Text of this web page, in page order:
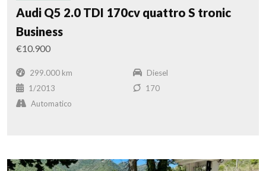
Audi Q5 2.0 TDI 170cv quattro S tronic
Business
€10.900
299.000 km
Diesel
1/2013
170
Automatico